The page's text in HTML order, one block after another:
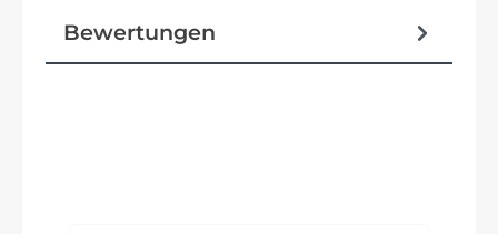
Geometry, Boost148, Fixed Integrated Battery,
Flat Mount Disc, Integrated Carrier 3.0,
Bewertungen